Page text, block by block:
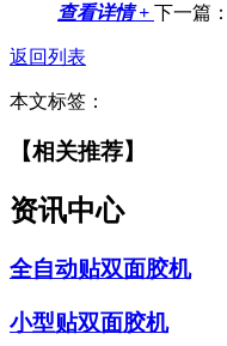
查看详情 + 下一篇：
返回列表
本文标签：
【相关推荐】
资讯中心
全自动贴双面胶机
小型贴双面胶机